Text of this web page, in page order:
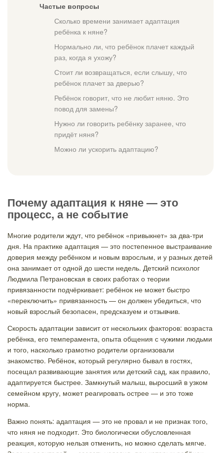
Частые вопросы
Сколько времени занимает адаптация
ребёнка к няне?
Нормально ли, что ребёнок плачет каждый
раз, когда я ухожу?
Стоит ли возвращаться, если слышу, что
ребёнок плачет за дверью?
Ребёнок говорит, что не любит няню. Это
повод для замены?
Нужно ли говорить ребёнку заранее, что
придёт няня?
Можно ли ускорить адаптацию?
Почему адаптация к няне — это
процесс, а не событие
Многие родители ждут, что ребёнок «привыкнет» за два-три
дня. На практике адаптация — это постепенное выстраивание
доверия между ребёнком и новым взрослым, и у разных детей
она занимает от одной до шести недель. Детский психолог
Людмила Петрановская в своих работах о теории
привязанности подчёркивает: ребёнок не может быстро
«переключить» привязанность — он должен убедиться, что
новый взрослый безопасен, предсказуем и отзывчив.
Скорость адаптации зависит от нескольких факторов: возраста
ребёнка, его темперамента, опыта общения с чужими людьми
и того, насколько грамотно родители организовали
знакомство. Ребёнок, который регулярно бывал в гостях,
посещал развивающие занятия или детский сад, как правило,
адаптируется быстрее. Замкнутый малыш, выросший в узком
семейном кругу, может реагировать острее — и это тоже
норма.
Важно понять: адаптация — это не провал и не признак того,
что няня не подходит. Это биологически обусловленная
реакция, которую нельзя отменить, но можно сделать мягче.